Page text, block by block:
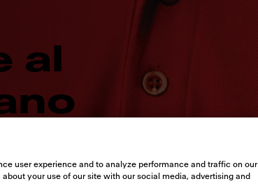
al
user experience and to analyze performance and traffic on our
your use of our site with our social media, advertising and